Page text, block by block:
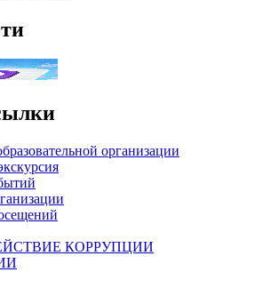
организации
КОРРУПЦИИ